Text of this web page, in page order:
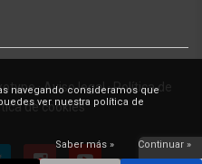
navegando consideramos que
ver nuestra política de
Saber más » Continuar »
·Aviso legal·Política de
de cookies